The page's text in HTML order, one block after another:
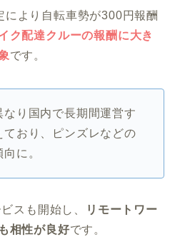
より自転車勢が300円報酬
ク配達クルーの報酬に大き
です。
なり国内で長期間運営す
ており、ピンズレなどの
に。
スも開始し、
リモートワー
相性が良好です。